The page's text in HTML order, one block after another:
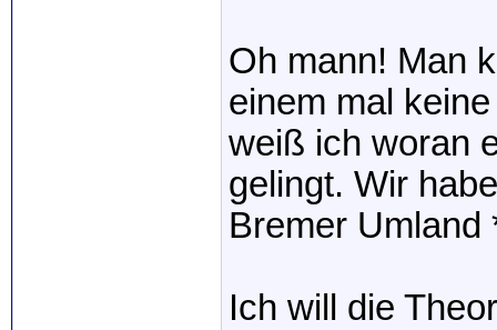
Oh mann! Man
einem mal
weiß ich woran
gelingt. Wir
Bremer Umland
Ich will die